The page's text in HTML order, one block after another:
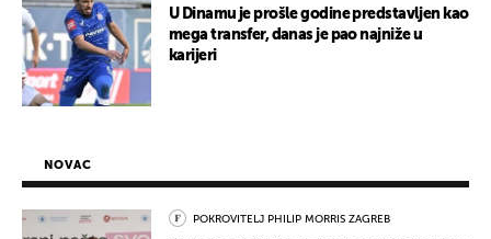
U Dinamu je prošle godine predstavljen kao
mega transfer, danas je pao najniže u
karijeri
NOVAC
POKROVITELJ PHILIP MORRIS ZAGREB